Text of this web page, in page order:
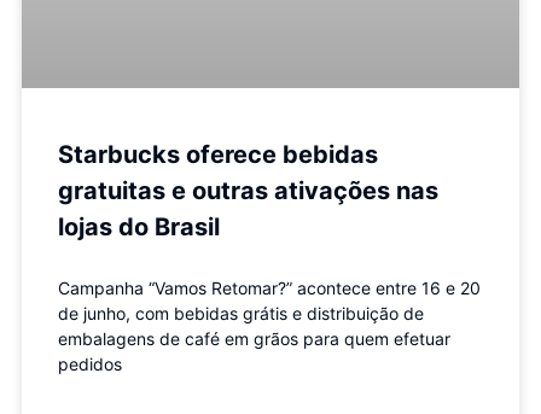
Starbucks oferece bebidas
gratuitas e outras ativações nas
lojas do Brasil
Campanha “Vamos Retomar?” acontece entre 16 e 20
de junho, com bebidas grátis e distribuição de
embalagens de café em grãos para quem efetuar
pedidos